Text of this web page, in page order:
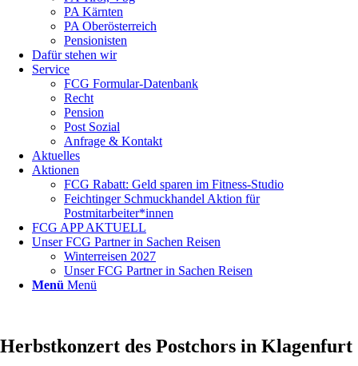
PA Kärnten
PA Oberösterreich
Pensionisten
Dafür stehen wir
Service
FCG Formular-Datenbank
Recht
Pension
Post Sozial
Anfrage & Kontakt
Aktuelles
Aktionen
FCG Rabatt: Geld sparen im Fitness-Studio
Feichtinger Schmuckhandel Aktion für
Postmitarbeiter*innen
FCG APP AKTUELL
Unser FCG Partner in Sachen Reisen
Winterreisen 2027
Unser FCG Partner in Sachen Reisen
Menü Menü
Herbstkonzert des Postchors in Klagenfurt